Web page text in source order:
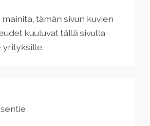
tämän sivun kuvien
kuuluvat tällä sivulla